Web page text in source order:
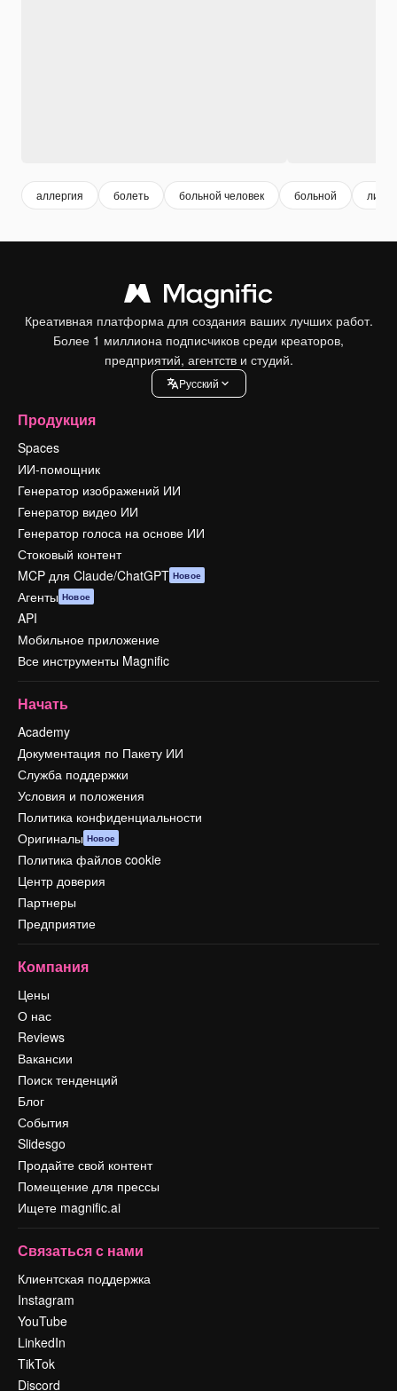
аллергия болеть больной человек больной лицо
Креативная платформа для создания ваших лучших работ.
Более 1 миллиона подписчиков среди креаторов,
предприятий, агентств и студий.
Pусский
Продукция
Spaces
ИИ-помощник
Генератор изображений ИИ
Генератор видео ИИ
Генератор голоса на основе ИИ
Стоковый контент
MCP для Claude/ChatGPT Новое
Агенты Новое
API
Мобильное приложение
Все инструменты Magnific
Начать
Academy
Документация по Пакету ИИ
Служба поддержки
Условия и положения
Политика конфиденциальности
Оригиналы Новое
Политика файлов cookie
Центр доверия
Партнеры
Предприятие
Компания
Цены
О нас
Reviews
Вакансии
Поиск тенденций
Блог
События
Slidesgo
Продайте свой контент
Помещение для прессы
Ищете magnific.ai
Связаться с нами
Клиентская поддержка
Instagram
YouTube
LinkedIn
TikTok
Discord